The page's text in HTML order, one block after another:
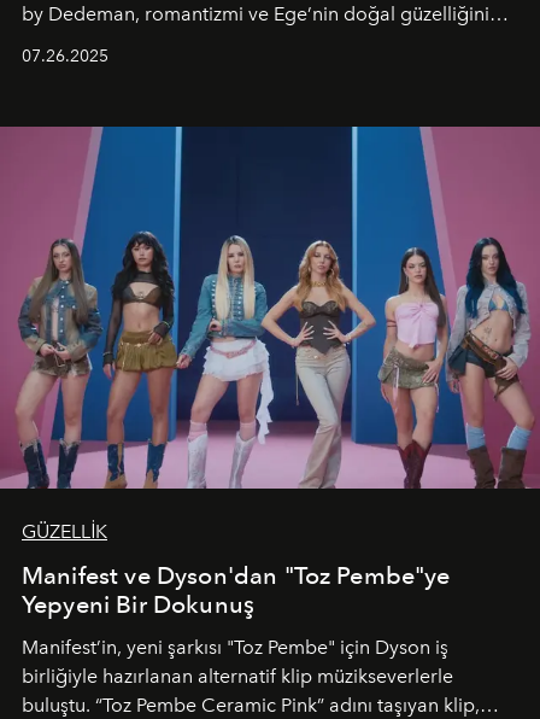
by Dedeman, romantizmi ve Ege’nin doğal güzelliğini
07.26.2025
GÜZELLİK
Manifest ve Dyson'dan "Toz Pembe"ye
Yepyeni Bir Dokunuş
Manifest’in, yeni şarkısı "Toz Pembe" için Dyson iş
birliğiyle hazırlanan alternatif klip müzikseverlerle
buluştu. “Toz Pembe Ceramic Pink” adını taşıyan klip,